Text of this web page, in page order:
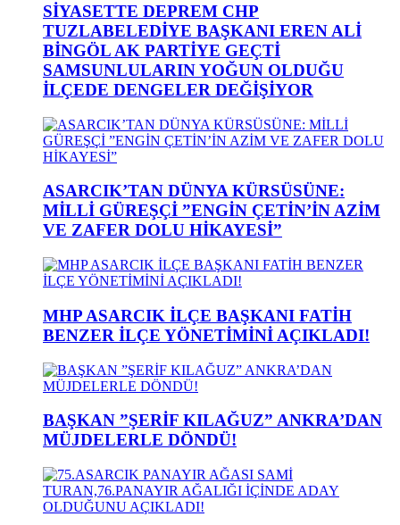
SİYASETTE DEPREM CHP
TUZLABELEDİYE BAŞKANI EREN ALİ
BİNGÖL AK PARTİYE GEÇTİ
SAMSUNLULARIN YOĞUN OLDUĞU
İLÇEDE DENGELER DEĞİŞİYOR
ASARCIK’TAN DÜNYA KÜRSÜSÜNE:
MİLLİ GÜREŞÇİ ”ENGİN ÇETİN’İN AZİM
VE ZAFER DOLU HİKAYESİ”
MHP ASARCIK İLÇE BAŞKANI FATİH
BENZER İLÇE YÖNETİMİNİ AÇIKLADI!
BAŞKAN ”ŞERİF KILAĞUZ” ANKRA’DAN
MÜJDELERLE DÖNDÜ!